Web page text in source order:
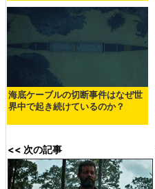
海底ケーブルの切断事件はなぜ世
界中で起き続けているのか？
<< 次の記事